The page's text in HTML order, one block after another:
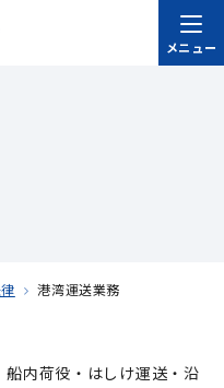
メニュー
港湾運送業務
内荷役・はしけ運送・沿